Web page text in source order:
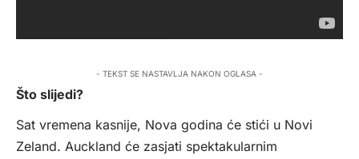
- TEKST SE NASTAVLJA NAKON OGLASA -
Što slijedi?
Sat vremena kasnije, Nova godina će stići u Novi
Zeland. Auckland će zasjati spektakularnim